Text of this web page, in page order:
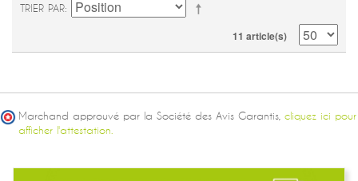
TRIER PAR
11 article(s)
Marchand approuvé par la Société des Avis Garantis, cliquez ici pour
afficher l'attestation.